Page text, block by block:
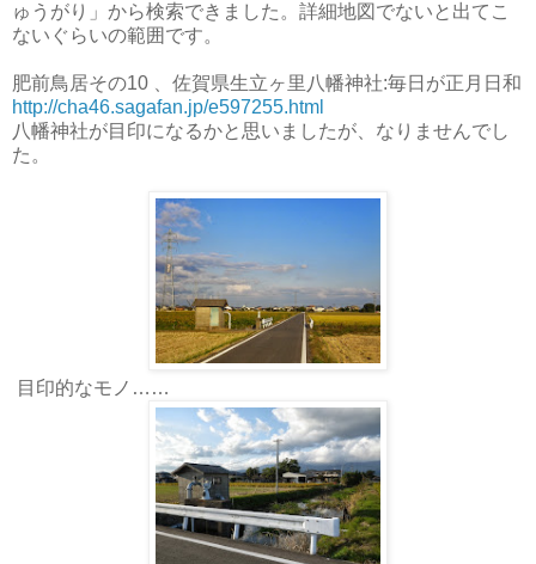
ゅうがり」から検索できました。詳細地図でないと出てこ
ないぐらいの範囲です。
肥前鳥居その10 、佐賀県生立ヶ里八幡神社:毎日が正月日和
http://cha46.sagafan.jp/e597255.html
八幡神社が目印になるかと思いましたが、なりませんでし
た。
目印的なモノ……